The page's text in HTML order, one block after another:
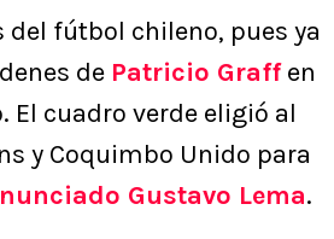
del fútbol chileno, pues ya
de Patricio Graffen
El cuadro verde eligió al
y Coquimbo Unido para
Gustavo Lema.